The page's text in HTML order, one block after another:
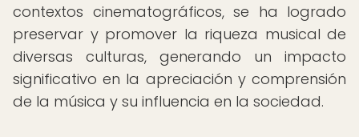
contextos cinematográficos, se ha logrado
preservar y promover la riqueza musical de
diversas culturas, generando un impacto
significativo en la apreciación y comprensión
de la música y su influencia en la sociedad.